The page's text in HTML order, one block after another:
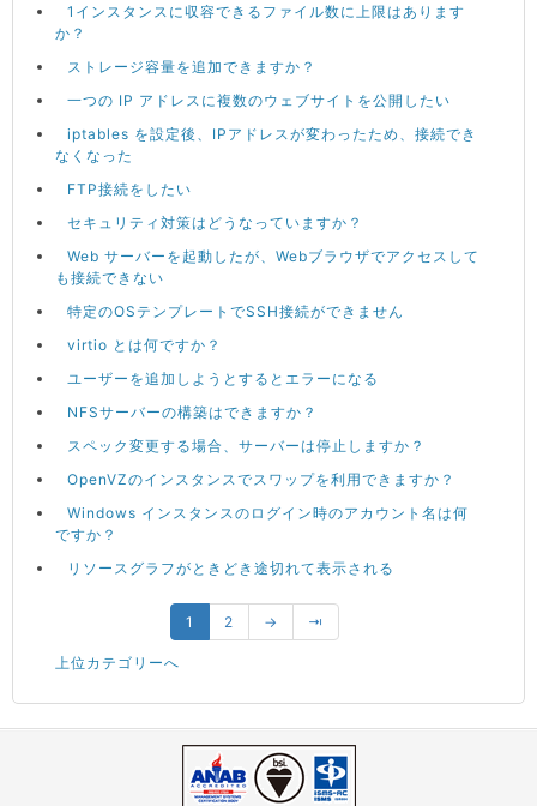
1インスタンスに収容できるファイル数に上限はあります
か？
ストレージ容量を追加できますか？
一つの IP アドレスに複数のウェブサイトを公開したい
iptables を設定後、IPアドレスが変わったため、接続でき
なくなった
FTP接続をしたい
セキュリティ対策はどうなっていますか？
Web サーバーを起動したが、Webブラウザでアクセスして
も接続できない
特定のOSテンプレートでSSH接続ができません
virtio とは何ですか？
ユーザーを追加しようとするとエラーになる
NFSサーバーの構築はできますか？
スペック変更する場合、サーバーは停止しますか？
OpenVZのインスタンスでスワップを利用できますか？
Windows インスタンスのログイン時のアカウント名は何
ですか？
リソースグラフがときどき途切れて表示される
1 2 → ⇥
上位カテゴリーへ